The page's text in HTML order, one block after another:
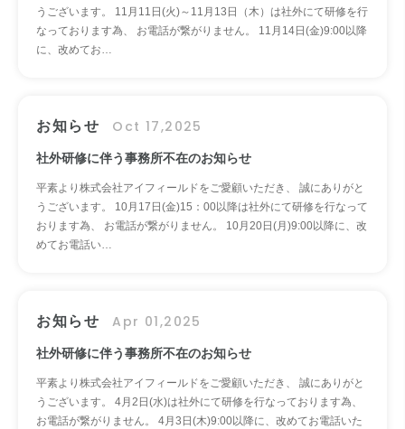
うございます。 11月11日(火)～11月13日（木）は社外にて研修を行
なっております為、 お電話が繋がりません。 11月14日(金)9:00以降
に、改めてお…
お知らせ Oct 17,2025
社外研修に伴う事務所不在のお知らせ
平素より株式会社アイフィールドをご愛顧いただき、 誠にありがと
うございます。 10月17日(金)15：00以降は社外にて研修を行なって
おります為、 お電話が繋がりません。 10月20日(月)9:00以降に、改
めてお電話い…
お知らせ Apr 01,2025
社外研修に伴う事務所不在のお知らせ
平素より株式会社アイフィールドをご愛顧いただき、 誠にありがと
うございます。 4月2日(水)は社外にて研修を行なっております為、
お電話が繋がりません。 4月3日(木)9:00以降に、改めてお電話いた